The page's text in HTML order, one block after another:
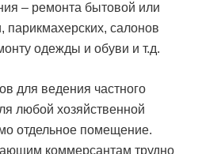
– ремонта бытовой или
парикмахерских, салонов
одежды и обуви и т.д.
для ведения частного
любой хозяйственной
отдельное помещение.
коммерсантам трудно